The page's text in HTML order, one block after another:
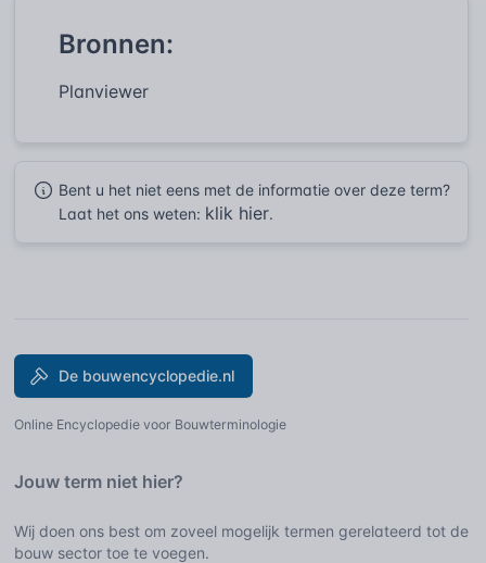
Bronnen:
Planviewer
Bent u het niet eens met de informatie over deze term?
Laat het ons weten: klik hier.
De bouwencyclopedie.nl
Online Encyclopedie voor Bouwterminologie
Jouw term niet hier?
Wij doen ons best om zoveel mogelijk termen gerelateerd tot de
bouw sector toe te voegen.